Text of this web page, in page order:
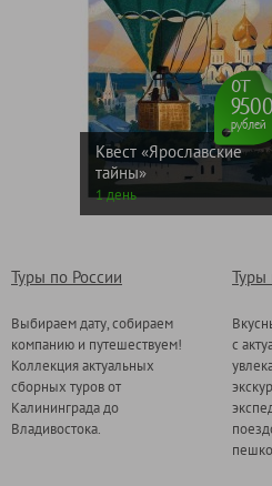
Квест «Ярославские
тайны»
1 день
от
9500
рублей
Туры по России
Выбираем дату, собираем
компанию и путешествуем!
Коллекция актуальных
сборных туров от
Калининграда до
Владивостока.
Туры
с